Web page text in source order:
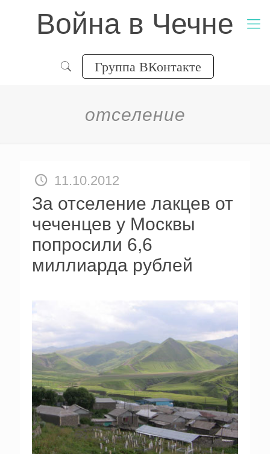
Война в Чечне
Группа ВКонтакте
отселение
11.10.2012
За отселение лакцев от
чеченцев у Москвы
попросили 6,6
миллиарда рублей